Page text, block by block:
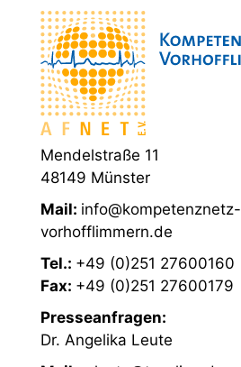
Mendelstraße 11
48149 Münster
Mail: info@kompetenznetz-
vorhofflimmern.de
Tel.: +49 (0)251 27600160
Fax: +49 (0)251 27600179
Presseanfragen:
Dr. Angelika Leute